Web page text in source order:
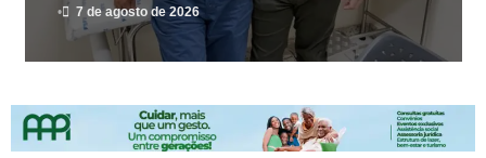
• 7 de agosto de 2026